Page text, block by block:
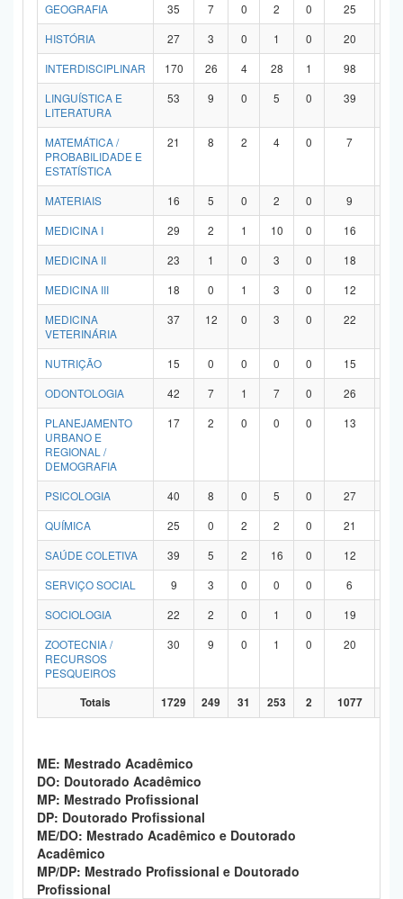
GEOGRAFIA
35 7 0 2 0 25
HISTÓRIA
27 3 0 1 0 20
INTERDISCIPLINAR
170 26 4 28 1 98
LINGUÍSTICA E
LITERATURA
53 9 0 5 0 39
MATEMÁTICA /
PROBABILIDADE E
ESTATÍSTICA
21 8 2 4 0 7
MATERIAIS 16 5 0 2 0 9
MEDICINA I
29 2 1 10 0 16
MEDICINA II
23 1 0 3 0 18
MEDICINA III
18 0 1 3 0 12
MEDICINA
VETERINÁRIA
37 12 0 3 0 22
NUTRIÇÃO 15 0 0 0 0 15
ODONTOLOGIA
42 7 1 7 0 26
PLANEJAMENTO
URBANO E
REGIONAL /
DEMOGRAFIA
17 2 0 0 0 13
PSICOLOGIA 40 8 0 5 0 27
QUÍMICA
25 0 2 2 0 21
SAÚDE COLETIVA
39 5 2 16 0 12
SERVIÇO SOCIAL
9 3 0 0 0 6
SOCIOLOGIA
22 2 0 1 0 19
ZOOTECNIA /
RECURSOS
PESQUEIROS
30 9 0 1 0 20
Totais 1729 249 31 253 2 1077
ME: Mestrado Acadêmico
DO: Doutorado Acadêmico
MP: Mestrado Profissional
DP: Doutorado Profissional
ME/DO: Mestrado Acadêmico e Doutorado
Acadêmico
MP/DP: Mestrado Profissional e Doutorado
Profissional